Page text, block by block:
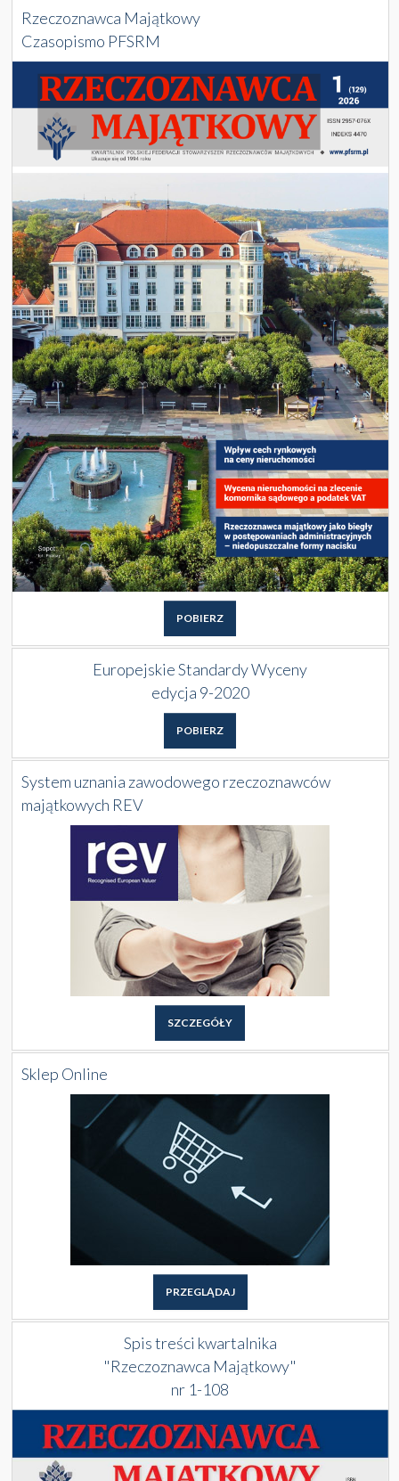
Rzeczoznawca Majątkowy
Czasopismo PFSRM
POBIERZ
Europejskie Standardy Wyceny
edycja 9-2020
POBIERZ
System uznania zawodowego rzeczoznawców
majątkowych REV
SZCZEGÓŁY
Sklep Online
PRZEGLĄDAJ
Spis treści kwartalnika
"Rzeczoznawca Majątkowy"
nr 1-108